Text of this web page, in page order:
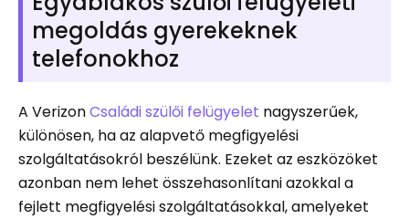
megoldás gyerekeknek
telefonokhoz
A VerizonCsaládi szülői felügyelet nagyszerűek,
különösen, ha az alapvető megfigyelési
szolgáltatásokról beszélünk. Ezeket az eszközöket
azonban nem lehet összehasonlítani azokkal a
fejlett megfigyelési szolgáltatásokkal, amelyeket